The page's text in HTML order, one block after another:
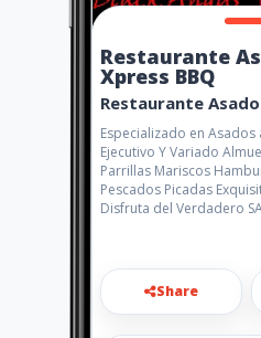
Restaurante
Xpress BBQ
Restaurante
Especializado en Asados
Ejecutivo Y Variado
Parrillas Mariscos
Pescados Picadas
Disfruta del Verdadero
Share